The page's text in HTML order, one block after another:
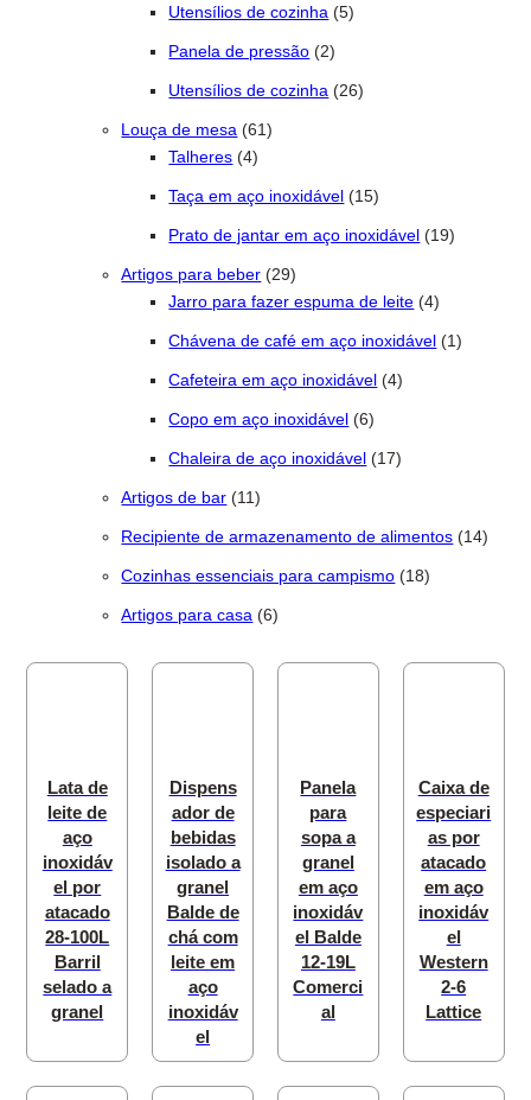
Utensílios de cozinha 55 produtos
Panela de pressão 22 produtos
Utensílios de cozinha 2626 produtos
Louça de mesa 6161 produtos
Talheres 44 produtos
Taça em aço inoxidável 1515 produtos
Prato de jantar em aço inoxidável 1919
Artigos para beber 2929 produtos
Jarro para fazer espuma de leite 44 produtos
Chávena de café em aço inoxidável 11 produto
Cafeteira em aço inoxidável 44 produtos
Copo em aço inoxidável 66 produtos
Chaleira de aço inoxidável 1717 produtos
Artigos de bar 1111 produtos
Recipiente de armazenamento de alimentos 1414
Cozinhas essenciais para campismo 1818 produtos
Artigos para casa 66 produtos
Lata de
leite de
aço
inoxidáv
el por
atacado
28-100L
Barril
selado a
granel
Dispens
ador de
bebidas
isolado a
granel
Balde de
chá com
leite em
aço
inoxidáv
el
Panela
para
sopa a
granel
em aço
inoxidáv
el Balde
12-19L
Comerci
al
Caixa de
especiari
as por
atacado
em aço
inoxidáv
el
Western
2-6
Lattice